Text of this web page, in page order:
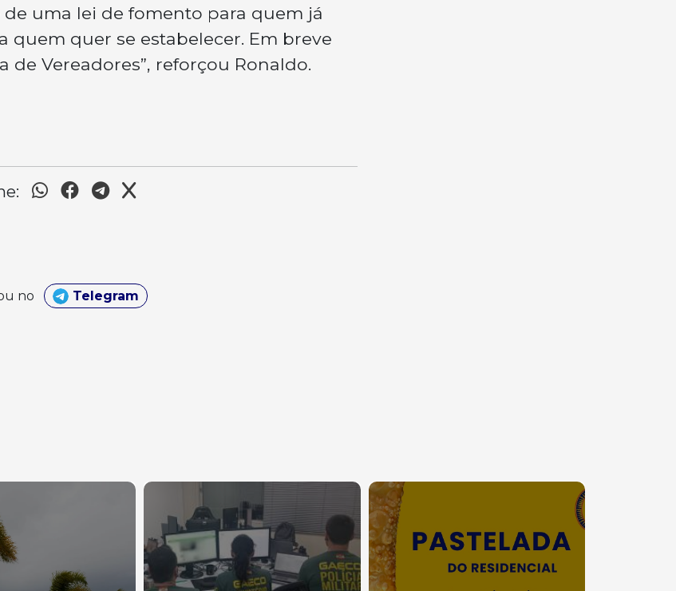
de uma lei de fomento para quem já
quem quer se estabelecer. Em breve
de Vereadores”, reforçou Ronaldo.
no Telegram